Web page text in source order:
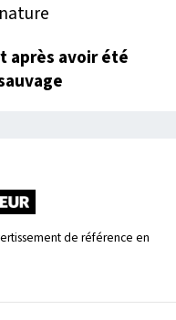
après avoir été
de référence en